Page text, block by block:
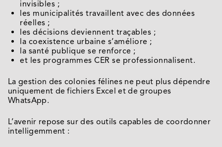
invisibles ;
les municipalités travaillent avec des données
réelles ;
les décisions deviennent traçables ;
la coexistence urbaine s’améliore ;
la santé publique se renforce ;
et les programmes CER se professionnalisent.
La gestion des colonies félines ne peut plus dépendre
uniquement de fichiers Excel et de groupes
WhatsApp.
L’avenir repose sur des outils capables de coordonner
intelligemment :